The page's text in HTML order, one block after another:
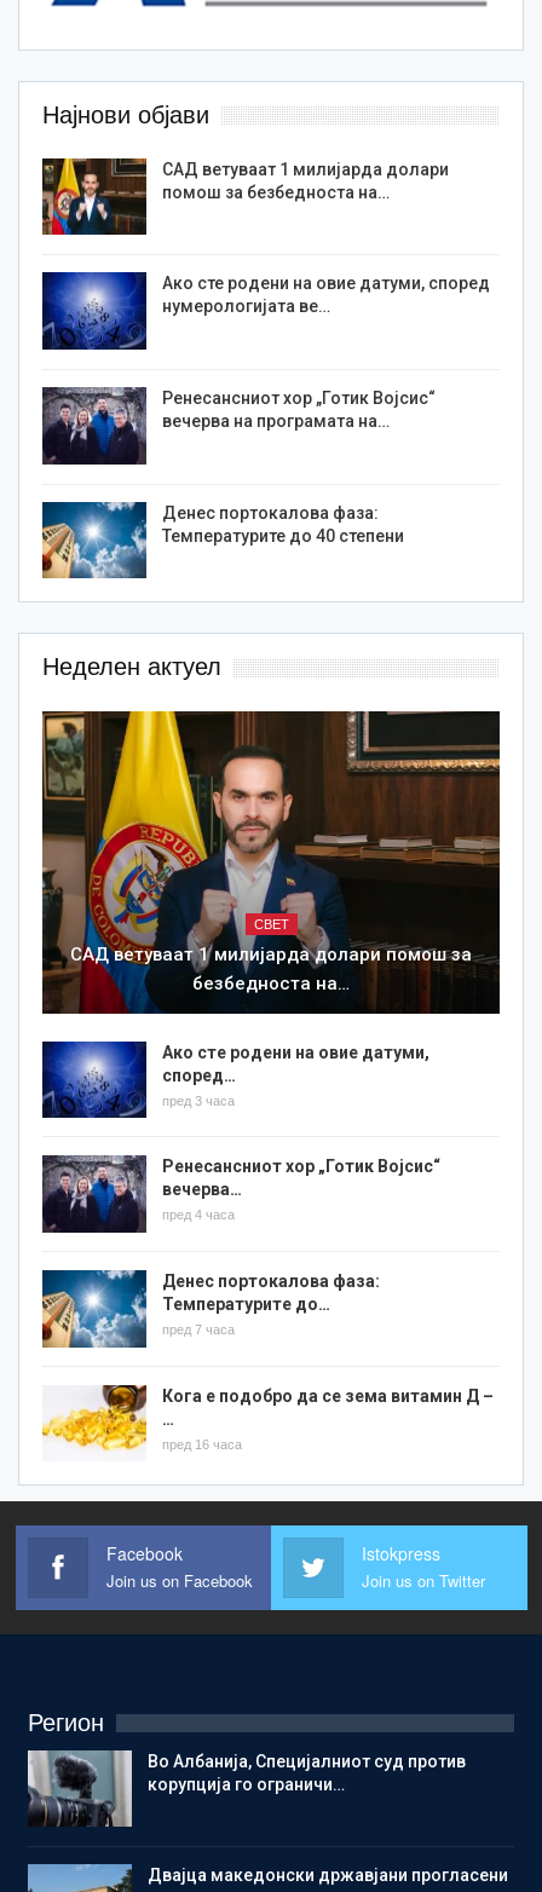
Најнови објави
САД ветуваат 1 милијарда долари
помош за безбедноста на…
Ако сте родени на овие датуми, според
нумерологијата ве…
Ренесансниот хор „Готик Војсис“
вечерва на програмата на…
Денес портокалова фаза:
Температурите до 40 степени
Неделен актуел
СВЕТ
САД ветуваат 1 милијарда долари помош за
безбедноста на…
Ако сте родени на овие датуми,
според…
пред 3 часа
Ренесансниот хор „Готик Војсис“
вечерва…
пред 4 часа
Денес портокалова фаза:
Температурите до…
пред 7 часа
Кога е подобро да се зема витамин Д –
…
пред 16 часа
Facebook
Join us on Facebook
Istokpress
Join us on Twitter
Регион
Во Албанија, Специјалниот суд против
корупција го ограничи…
Двајца македонски државјани прогласени